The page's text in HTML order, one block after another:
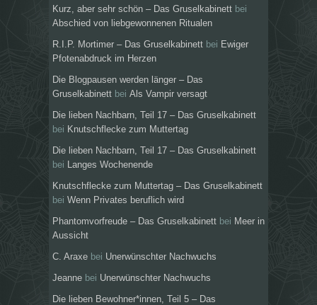
Kurz, aber sehr schön – Das Gruselkabinett bei
Abschied von liebgewonnenen Ritualen
R.I.P. Mortimer – Das Gruselkabinett bei Ewiger
Pfotenabdruck im Herzen
Die Blogpausen werden länger – Das
Gruselkabinett bei Als Vampir versagt
Die lieben Nachbarn, Teil 17 – Das Gruselkabinett
bei Knutschflecke zum Muttertag
Die lieben Nachbarn, Teil 17 – Das Gruselkabinett
bei
Langes Wochenende
Knutschflecke zum Muttertag – Das Gruselkabinett
bei Wenn Privates beruflich wird
Phantomvorfreude – Das Gruselkabinett bei Meer in
Aussicht
C. Araxe bei Unerwünschter Nachwuchs
Jeanne bei Unerwünschter Nachwuchs
Die lieben Bewohner*innen, Teil 5 – Das